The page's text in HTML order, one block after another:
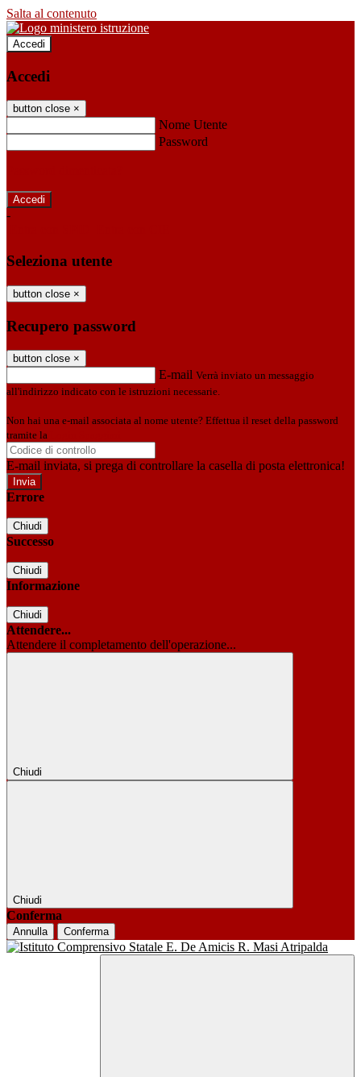
Salta al contenuto
Accedi
Accedi
button close ×
Nome Utente
Password
-
Seleziona utente
button close ×
Recupero password
button close ×
E-mail Verrà inviato un messaggio
all'indirizzo indicato con le istruzioni necessarie.
Non hai una e-mail associata al nome utente? Effettua il reset della password
tramite la
E-mail inviata, si prega di controllare la casella di posta elettronica!
Errore
Chiudi
Successo
Chiudi
Informazione
Chiudi
Attendere...
Attendere il completamento dell'operazione...
Chiudi
Chiudi
Conferma
Annulla Conferma